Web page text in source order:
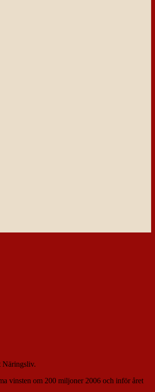
Näringsliv.
vinsten om 200 miljoner 2006 och inför året